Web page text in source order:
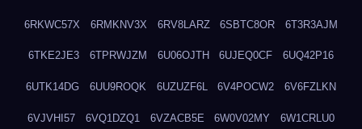
6RKWC57X 6RMKNV3X 6RV8LARZ 6SBTC8OR 6T3R3AJM
6TKE2JE3 6TPRWJZM 6U06OJTH 6UJEQ0CF 6UQ42P16
6UTK14DG 6UU9ROQK 6UZUZF6L 6V4POCW2 6V6FZLKN
6VJVHI57 6VQ1DZQ1 6VZACB5E 6W0V02MY 6W1CRLU0